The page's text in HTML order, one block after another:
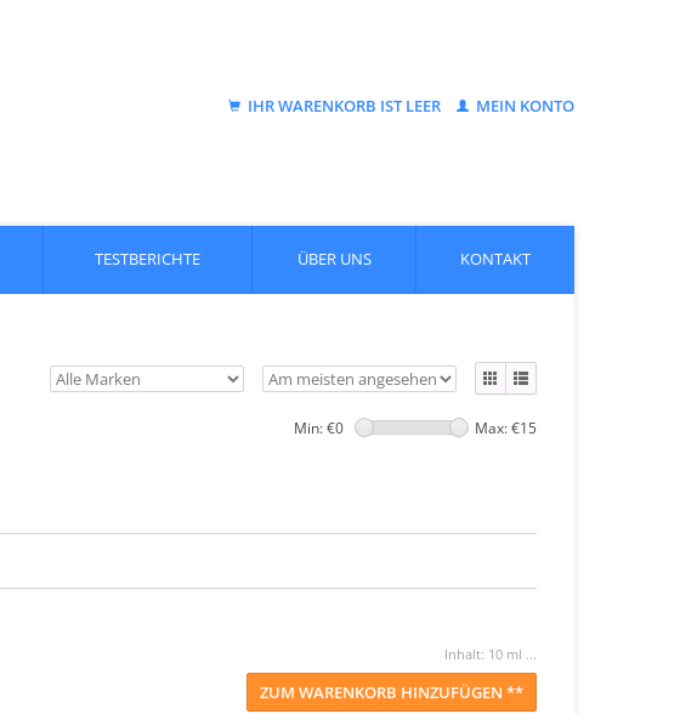
IHR WARENKORB IST LEER MEIN KONTO
TESTBERICHTE ÜBER UNS KONTAKT
Min: €0 Max: €15
Inhalt: 10 ml ...
ZUM WARENKORB HINZUFÜGEN **